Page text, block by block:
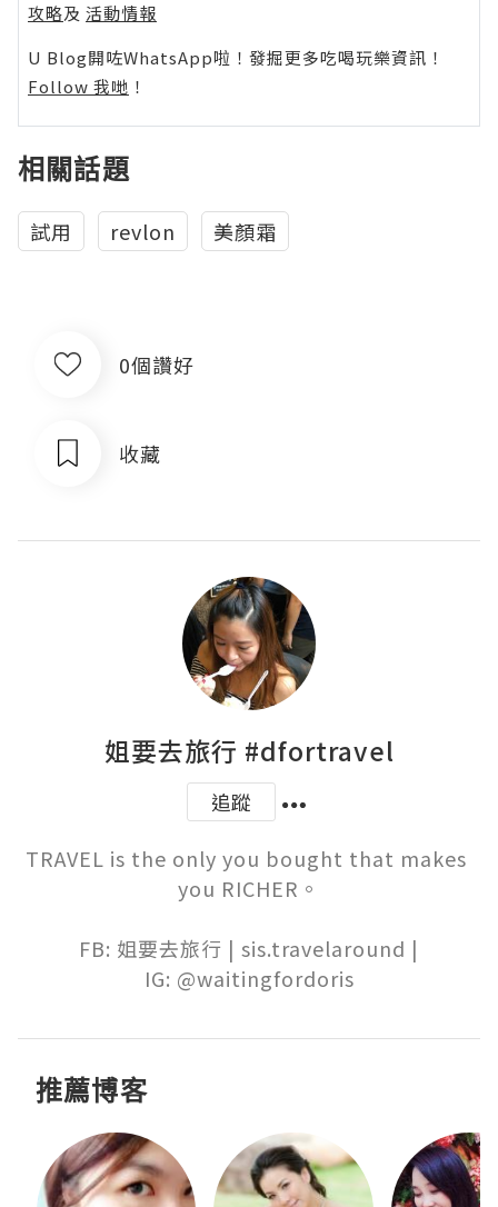
攻略及 活動情報
U Blog開咗WhatsApp啦！發掘更多吃喝玩樂資訊！
Follow 我哋 ！
相關話題
試用 revlon 美顏霜
0個讚好
收藏
姐要去旅行 #dfortravel
追蹤
TRAVEL is the only you bought that makes
you RICHER。
FB: 姐要去旅行 | sis.travelaround |
IG: @waitingfordoris
推薦博客